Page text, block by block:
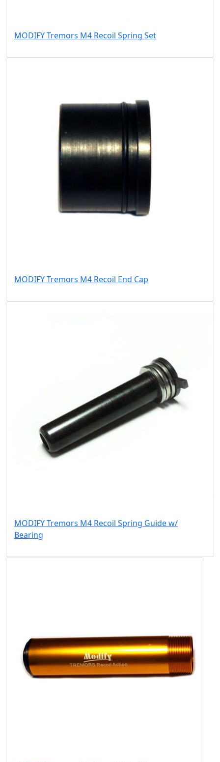
MODIFY Tremors M4 Recoil Spring Set
MODIFY Tremors M4 Recoil End Cap
MODIFY Tremors M4 Recoil Spring Guide w/
Bearing